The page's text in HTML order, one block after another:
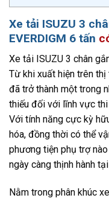
Xe tải ISUZU 3
EVERDIGM 6 tấn
Xe tải ISUZU 3 chân
Từ khi xuất hiện trên
đã trở thành một trong
thiếu đối với lĩnh vực
Với tính năng cực kỳ
hóa, đồng thời có thể
phương tiện phụ trợ
ngày càng thịnh hành
Nằm trong phân khúc